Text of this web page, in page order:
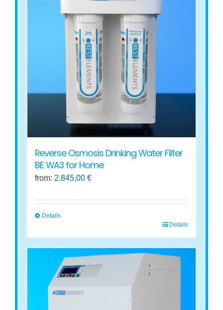
Reverse Osmosis Drinking Water Filter
BE WA3 for Home
from: 2.845,00€
Details
product
multiple
variants.
Details